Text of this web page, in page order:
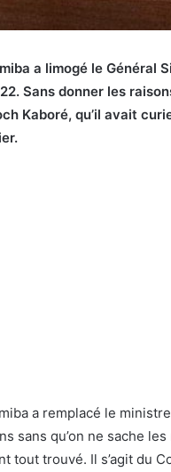
a limogé le Général
Sans donner les
Kaboré, qu’il avait
a remplacé le
sans qu’on ne sache
tout trouvé. Il s’agit du